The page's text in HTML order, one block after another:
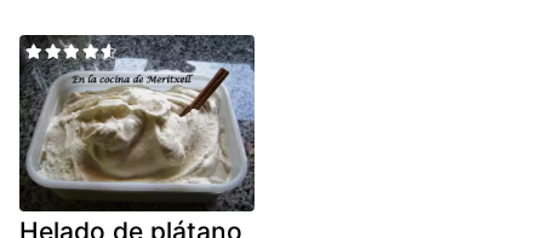
Helado de plátano